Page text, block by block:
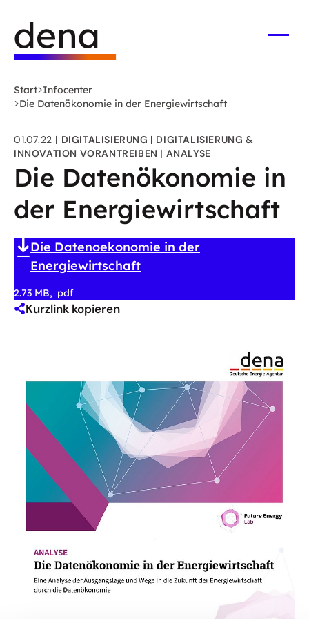
Hauptinhalt
springen
Deutsche
Energie-
Agentur
-
Startseite
Start Infocenter
Die Datenökonomie in der Energiewirtschaft
01.07.22 DIGITALISIERUNG
DIGITALISIERUNG &
INNOVATION VORANTREIBEN
ANALYSE
Die Datenökonomie in
der Energiewirtschaft
Die Datenoekonomie in der
Energiewirtschaft
2.73 MB pdf
Kurzlink kopieren
Die Analyse „Die Datenökonomie in der
Energiewirtschaft“ adressiert eine zentrale